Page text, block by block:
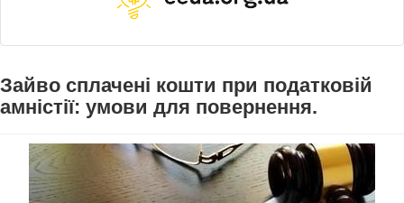
Зайво сплачені кошти при податковій
амністії: умови для повернення.